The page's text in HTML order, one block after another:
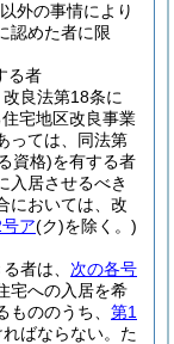
外の事情により
認めた者に限
る者
良法第18条に
宅地区改良事業
っては、同法第
資格)を有する者
入居させるべき
においては、改
ア(ク)を除く。)
者は、 次の各号
宅への入居を希
ののうち、 第1
ばならない。 た